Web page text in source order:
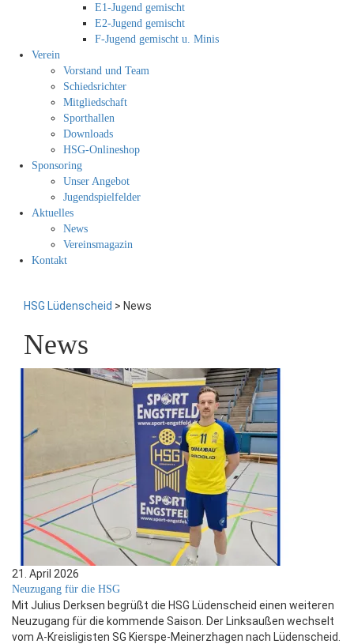
E1-Jugend gemischt
E2-Jugend gemischt
F-Jugend gemischt u. Minis
Verein
Vorstand und Team
Schiedsrichter
Mitgliedschaft
Sporthallen
Downloads
HSG-Onlineshop
Sponsoring
Unser Angebot
Jugendspielfelder
Aktuelles
News
Vereinsmagazin
Kontakt
HSG Lüdenscheid > News
News
21. April 2026
Neuzugang für die HSG
Mit Julius Derksen begrüßt die HSG Lüdenscheid einen weiteren
Neuzugang für die kommende Saison. Der Linksaußen wechselt
vom A-Kreisligisten SG Kierspe-Meinerzhagen nach Lüdenscheid.